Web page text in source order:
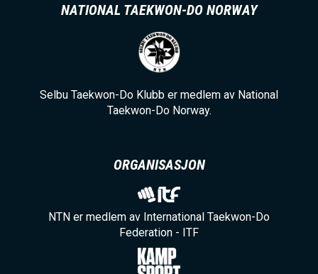
NATIONAL TAEKWON-DO NORWAY
Selbu Taekwon-Do Klubb er medlem av National
Taekwon-Do Norway.
ORGANISASJON
NTN er medlem av International Taekwon-Do
Federation - ITF